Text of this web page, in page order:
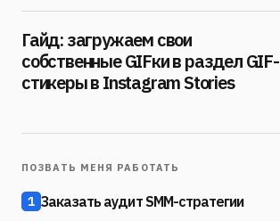
Гайд: загружаем свои
собственные GIFки в раздел GIF-
стикеры в Instagram Stories
ПОЗВАТЬ МЕНЯ РАБОТАТЬ
1 Заказать аудит SMM-стратегии